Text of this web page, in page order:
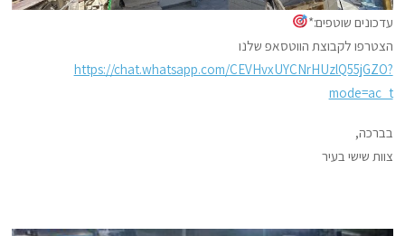
עדכונים שוטפים:*
הצטרפו לקבוצת הווטסאפ שלנו
https://chat.whatsapp.com/CEVHvxUYCNrHUzlQ55jGZO?
mode=ac_t
בברכה,
צוות שישי בעיר